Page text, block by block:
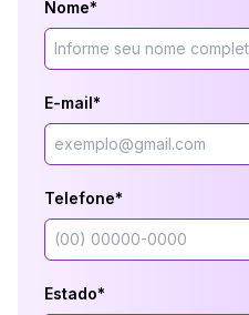
Nome*
E-mail*
Telefone*
Estado*